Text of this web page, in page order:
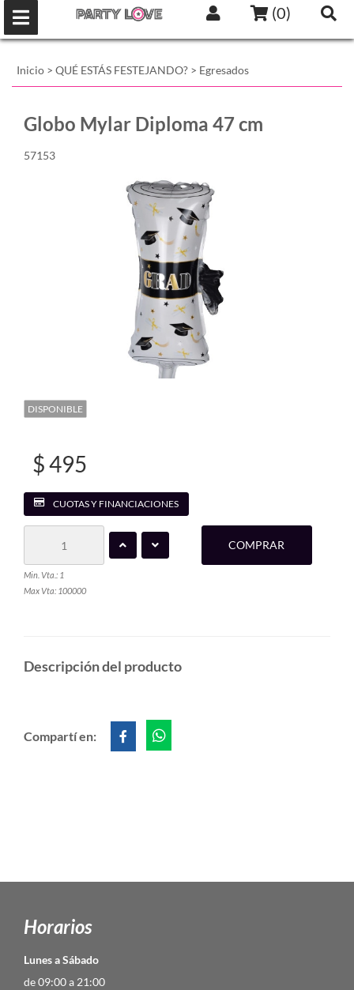
(0)
Inicio > QUÉ ESTÁS FESTEJANDO? > Egresados
Globo Mylar Diploma 47 cm
57153
DISPONIBLE
$ 495
CUOTAS Y FINANCIACIONES
Min. Vta.: 1
Max Vta: 100000
COMPRAR
Descripción del producto
Compartí en:
Horarios
Lunes a Sábado
de 09:00 a 21:00